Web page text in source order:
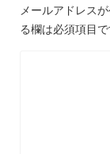
メールアドレス
る欄は必須項目で